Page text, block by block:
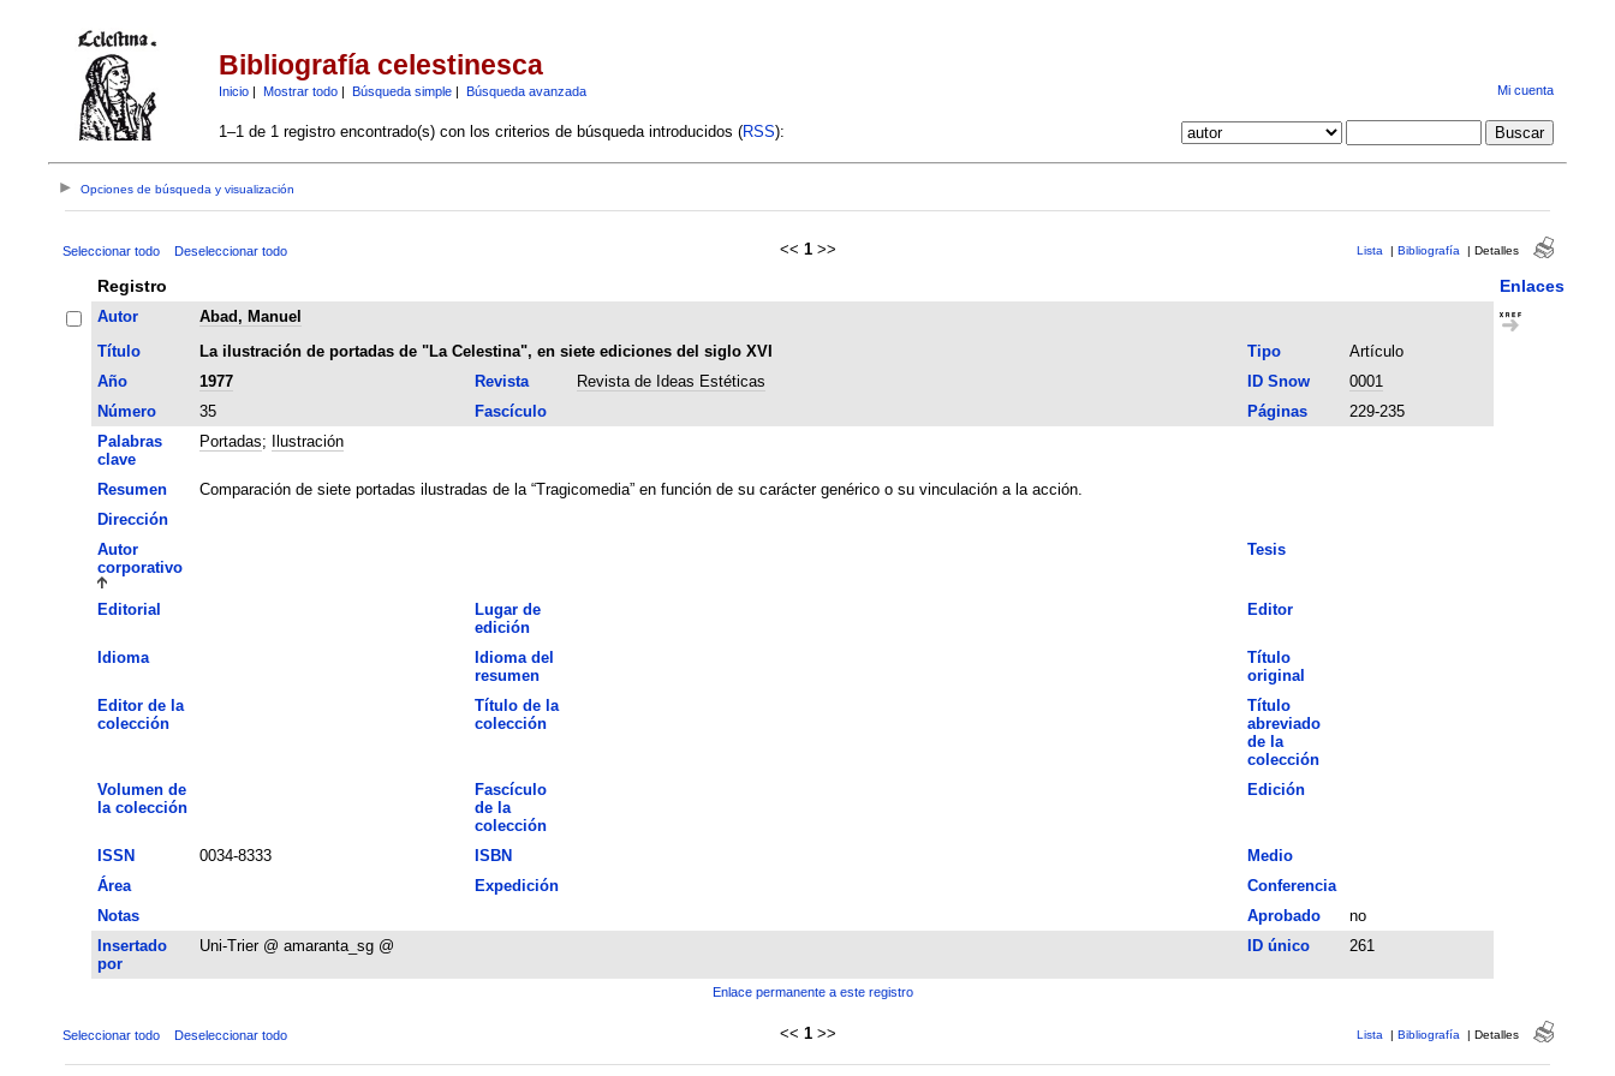
Bibliografía celestinesca
Inicio| Mostrar todo| Búsqueda simple| Búsqueda avanzada Mi cuenta
1–1 de 1 registro encontrado(s) con los criterios de búsqueda introducidos (RSS):
Opciones de búsqueda y visualización
Seleccionar todo Deseleccionar todo << 1 >> Lista | Bibliografía | Detalles
Registro Enlaces
Autor
Abad, Manuel
Título
La ilustración de portadas de "La Celestina", en siete ediciones del siglo XVI Tipo
Artículo
Año
1977 Revista Revista de Ideas Estéticas ID Snow
0001
Número
35 Fascículo Páginas
229-235
Palabras
clave
Portadas; Ilustración
Resumen
Comparación de siete portadas ilustradas de la “Tragicomedia” en función de su carácter genérico o su vinculación a la acción.
Dirección
Autor
corporativo
Tesis
Editorial
Lugar de
edición
Editor
Idioma
Idioma del
resumen
Título
original
Editor de la
colección
Título de la
colección
Título
abreviado
de la
colección
Volumen de
la colección
Fascículo
de la
colección
Edición
ISSN 0034-8333 ISBN
Medio
Área
Expedición
Conferencia
Notas
Aprobado
no
Insertado
por
Uni-Trier @ amaranta_sg @ ID único 261
Enlace permanente a este registro
Seleccionar todo Deseleccionar todo << 1 >> Lista | Bibliografía | Detalles